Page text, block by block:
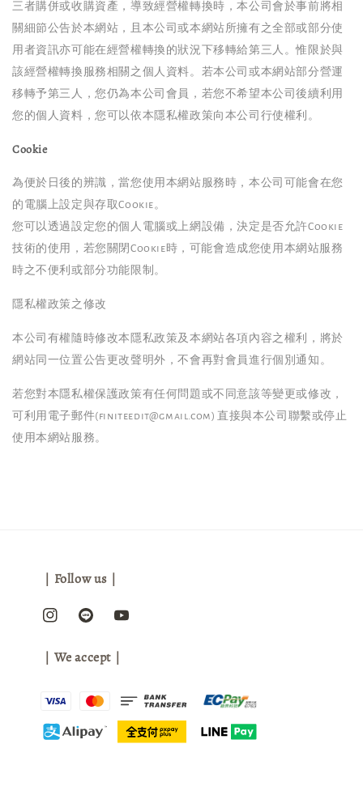
三者購併或收購資產，導致經營權轉換時，本公司會於事前將相
關細節公告於本網站，且本公司或本網站所擁有之全部或部分使
用者資訊亦可能在經營權轉換的狀況下移轉給第三人。惟限於與
該經營權轉換服務相關之個人資料。若本公司或本網站部分營運
移轉予第三人，您仍為本公司會員，若您不希望本公司後續利用
您的個人資料，您可以依本隱私權政策向本公司行使權利。
Cookie
為便於日後的辨識，當您使用本網站服務時，本公司可能會在您
的電腦上設定與存取Cookie。
您可以透過設定您的個人電腦或上網設備，決定是否允許Cookie
技術的使用，若您關閉Cookie時，可能會造成您使用本網站服務
時之不便利或部分功能限制。
隱私權政策之修改
本公司有權隨時修改本隱私政策及本網站各項內容之權利，將於
網站同一位置公告更改聲明外，不會再對會員進行個別通知。
若您對本隱私權保護政策有任何問題或不同意該等變更或修改，
可利用電子郵件(finiteedit@gmail.com) 直接與本公司聯繫或停止
使用本網站服務。
｜Follow us｜
｜We accept｜